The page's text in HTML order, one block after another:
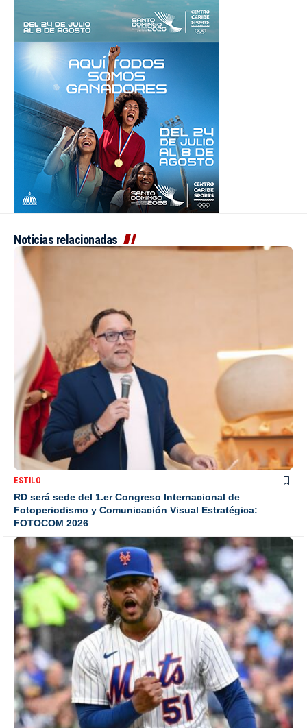
Noticias relacionadas
ESTILO
RD será sede del 1.er Congreso Internacional de
Fotoperiodismo y Comunicación Visual Estratégica:
FOTOCOM 2026